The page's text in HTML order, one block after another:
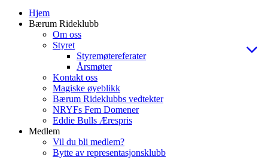
Hjem
Bærum Rideklubb
Om oss
Styret
Styremøtereferater
Årsmøter
Kontakt oss
Magiske øyeblikk
Bærum Rideklubbs vedtekter
NRYFs Fem Domener
Eddie Bulls Ærespris
Medlem
Vil du bli medlem?
Bytte av representasjonsklubb